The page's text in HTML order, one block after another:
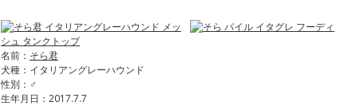
名前： そら君
犬種：イタリアングレーハウンド
性別：♂
生年月日：2017.7.7